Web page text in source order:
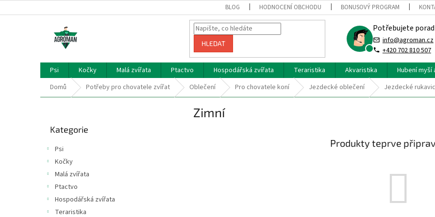
na
BLOG HODNOCENÍ OBCHODU BONUSOVÝ PROGRAM
HLEDAT
Potřebujete
info@agroman.cz
+420 702 810 507
Psi Kočky Malá zvířata Ptactvo Hospodářská zvířata Teraristika Akvaristika Hubení myší
Domů
Potřeby pro chovatele zvířat Oblečení Pro chovatele koní Jezdecké oblečení Jezdecké
kategorie
Kategorie
Psi
Kočky
Malá zvířata
Ptactvo
Hospodářská zvířata
Teraristika
Zimní
Produkty teprve